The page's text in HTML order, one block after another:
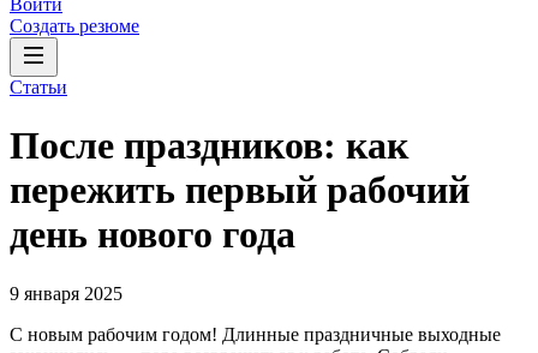
Войти
Создать резюме
Статьи
После праздников: как
пережить первый рабочий
день нового года
9 января 2025
С новым рабочим годом! Длинные праздничные выходные